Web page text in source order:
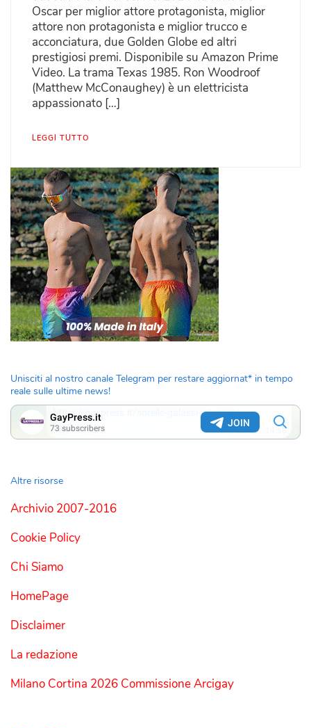
Oscar per miglior attore protagonista, miglior
attore non protagonista e miglior trucco e
acconciatura, due Golden Globe ed altri
prestigiosi premi. Disponibile su Amazon Prime
Video. La trama Texas 1985. Ron Woodroof
(Matthew McConaughey) è un elettricista
appassionato […]
LEGGI TUTTO
Unisciti al nostro canale Telegram per restare aggiornat* in tempo
reale sulle ultime news!
Altre risorse
Archivio 2007-2016
Cookie Policy
Chi Siamo
HomePage
Disclaimer
La redazione
Milano Cortina 2026 Commissione Arcigay